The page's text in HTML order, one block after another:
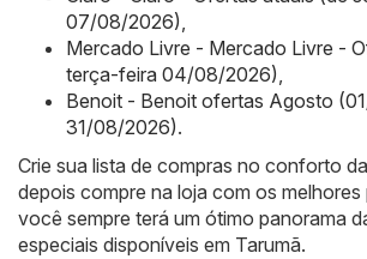
07/08/2026),
Mercado Livre - Mercado Livre -
terça-feira 04/08/2026),
Benoit - Benoit ofertas Agosto
31/08/2026).
Crie sua lista de compras no conforto
depois compre na loja com os
você sempre terá um ótimo panorama
especiais disponíveis em Tarumã.